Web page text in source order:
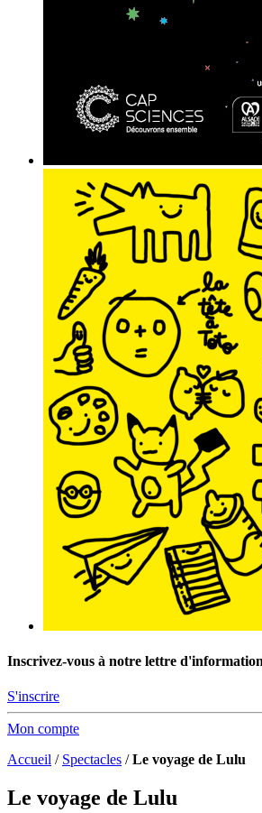
Inscrivez-vous à notre lettre d'information
S'inscrire
Mon compte
Accueil / Spectacles /Le voyage de Lulu
Le voyage de Lulu